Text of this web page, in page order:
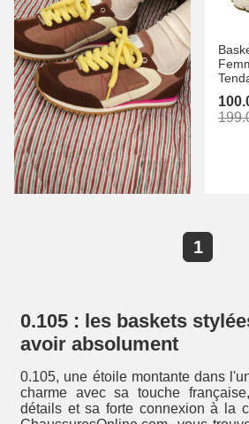
0.105 : les baskets
avoir absolument
0.105, une étoile montante dans
charme avec sa touche
détails et sa forte connexion à la
1